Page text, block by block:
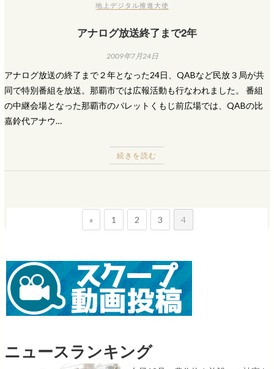
地上デジタル推進大使
アナログ放送終了まで2年
2009年7月24日
アナログ放送の終了まで２年となった24日、QABなど民放３局が共
同で特別番組を放送。那覇市では広報活動も行なわれました。 番組
の中継会場となった那覇市のパレットくもじ前広場では、QABの比
嘉鈴代アナウ…
続きを読む
« 1 2 3 4
ニュースランキング